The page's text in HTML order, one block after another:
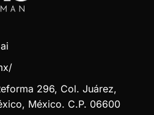
296, Col. Juárez,
México. C.P. 06600